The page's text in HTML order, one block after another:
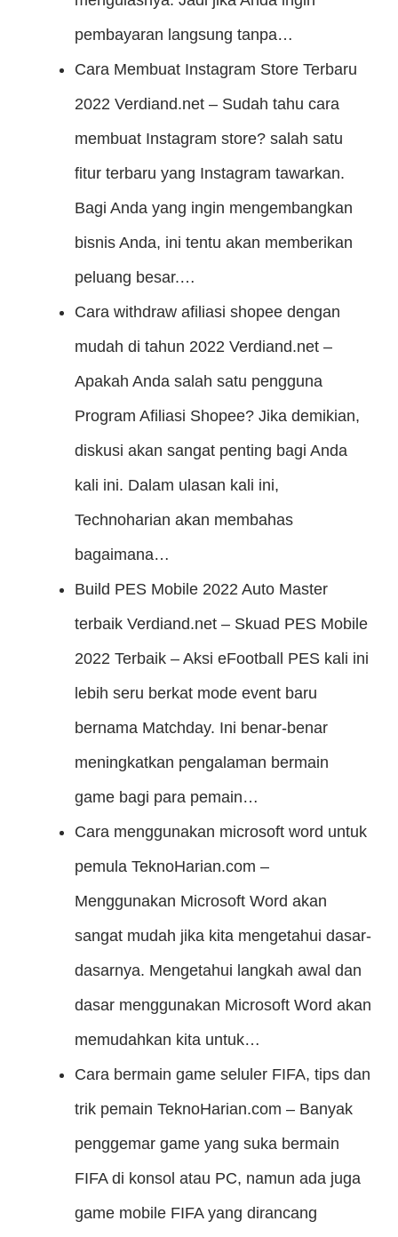
pembayaran langsung tanpa…
Cara Membuat Instagram Store Terbaru
2022 Verdiand.net – Sudah tahu cara
membuat Instagram store? salah satu
fitur terbaru yang Instagram tawarkan.
Bagi Anda yang ingin mengembangkan
bisnis Anda, ini tentu akan memberikan
peluang besar.…
Cara withdraw afiliasi shopee dengan
mudah di tahun 2022 Verdiand.net –
Apakah Anda salah satu pengguna
Program Afiliasi Shopee? Jika demikian,
diskusi akan sangat penting bagi Anda
kali ini. Dalam ulasan kali ini,
Technoharian akan membahas
bagaimana…
Build PES Mobile 2022 Auto Master
terbaik Verdiand.net – Skuad PES Mobile
2022 Terbaik – Aksi eFootball PES kali ini
lebih seru berkat mode event baru
bernama Matchday. Ini benar-benar
meningkatkan pengalaman bermain
game bagi para pemain…
Cara menggunakan microsoft word untuk
pemula TeknoHarian.com –
Menggunakan Microsoft Word akan
sangat mudah jika kita mengetahui dasar-
dasarnya. Mengetahui langkah awal dan
dasar menggunakan Microsoft Word akan
memudahkan kita untuk…
Cara bermain game seluler FIFA, tips dan
trik pemain TeknoHarian.com – Banyak
penggemar game yang suka bermain
FIFA di konsol atau PC, namun ada juga
game mobile FIFA yang dirancang